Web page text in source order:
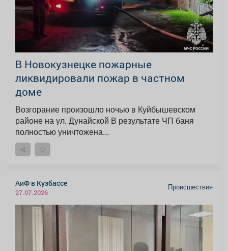
В Новокузнецке пожарные
ликвидировали пожар в частном
доме
Возгорание произошло ночью в Куйбышевском
районе на ул. Дунайской В результате ЧП баня
полностью уничтожена...
АиФ в Кузбассе
27.07.2026
Происшествия